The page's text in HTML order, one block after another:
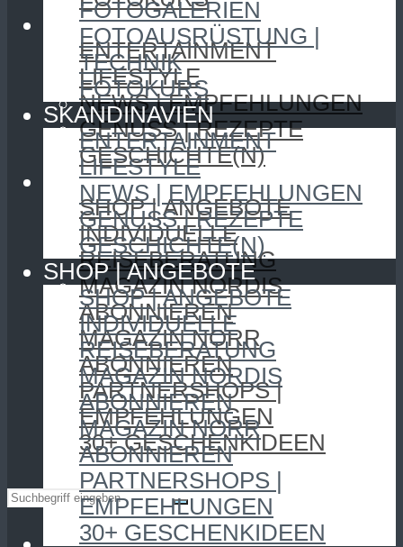
SKANDINAVIEN
ENTERTAINMENT
LIFESTYLE
NEWS | EMPFEHLUNGEN
GENUSS | REZEPTE
GESCHICHTE(N)
SHOP | ANGEBOTE
SHOP | ANGEBOTE
INDIVIDUELLE
REISEBERATUNG
MAGAZIN NORDIS
ABONNIEREN
MAGAZIN NORR
ABONNIEREN
PARTNERSHOPS |
EMPFEHLUNGEN
30+ GESCHENKIDEEN
FOTOGALERIEN
FOTOAUSRÜSTUNG |
TECHNIK
FOTOKURS
SKANDINAVIEN
ENTERTAINMENT
LIFESTYLE
NEWS | EMPFEHLUNGEN
GENUSS | REZEPTE
GESCHICHTE(N)
SHOP | ANGEBOTE
SHOP | ANGEBOTE
INDIVIDUELLE
REISEBERATUNG
MAGAZIN NORDIS
ABONNIEREN
MAGAZIN NORR
ABONNIEREN
PARTNERSHOPS |
EMPFEHLUNGEN
30+ GESCHENKIDEEN